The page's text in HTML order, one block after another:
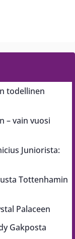
todellinen
– vain vuosi
Juniorista:
Tottenhamin
Palaceen
Gakposta